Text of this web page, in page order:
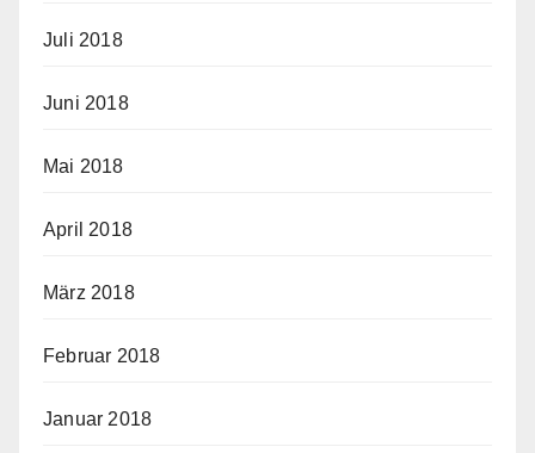
Juli 2018
Juni 2018
Mai 2018
April 2018
März 2018
Februar 2018
Januar 2018